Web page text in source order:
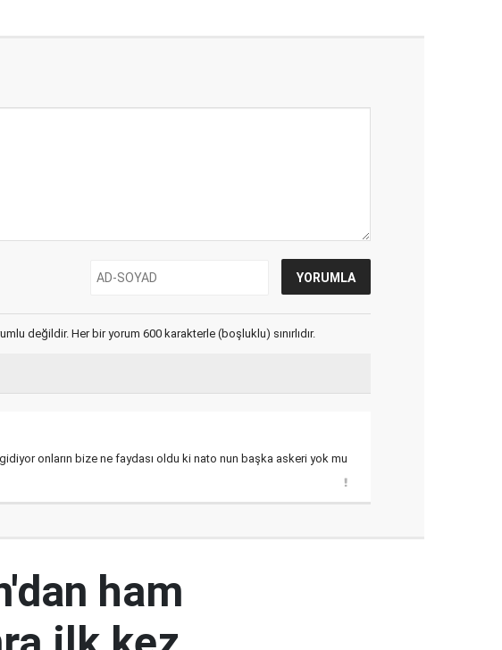
değildir. Her bir yorum 600 karakterle (boşluklu) sınırlıdır.
onların bize ne faydası oldu ki nato nun başka askeri yok mu
ham